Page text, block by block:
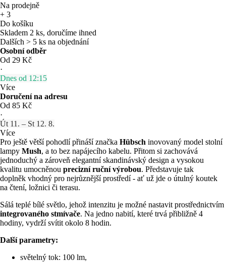
Na prodejně
+ 3
Do košíku
Skladem 2 ks, doručíme ihned
Dalších > 5 ks na objednání
Osobní odběr
Od 29 Kč
·
Dnes od 12:15
Více
Doručení na adresu
Od 85 Kč
·
Út 11. – St 12. 8.
Více
Pro ještě větší pohodlí přináší značka Hübsch inovovaný model stolní
lampy Mush, a to bez napájecího kabelu. Přitom si zachovává
jednoduchý a zároveň elegantní skandinávský design a vysokou
kvalitu umocněnou precizní ruční výrobou. Představuje tak
doplněk vhodný pro nejrůznější prostředí - ať už jde o útulný koutek
na čtení, ložnici či terasu.
Sálá teplé bílé světlo, jehož intenzitu je možné nastavit prostřednictvím
integrovaného stmívače. Na jedno nabití, které trvá přibližně 4
hodiny, vydrží svítit okolo 8 hodin.
Další parametry:
světelný tok: 100 lm,